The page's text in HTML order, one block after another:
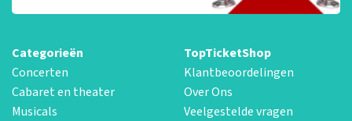
Categorieën
Concerten
Cabaret en theater
Musicals
TopTicketShop
Klantbeoordelingen
Over Ons
Veelgestelde vragen